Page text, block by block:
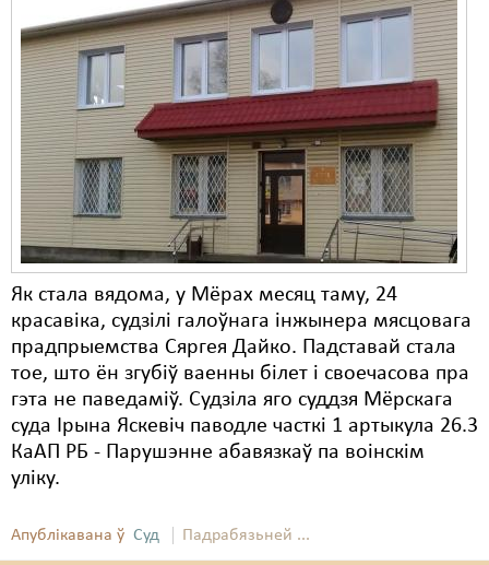
Як стала вядома, у Мёрах месяц таму, 24
красавіка, судзілі галоўнага інжынера мясцовага
прадпрыемства Сяргея Дайко. Падставай стала
тое, што ён згубіў ваенны білет і своечасова пра
гэта не паведаміў. Судзіла яго суддзя Мёрскага
суда Ірына Яскевіч паводле часткі 1 артыкула 26.3
КаАП РБ - Парушэнне абавязкаў па воінскім
уліку.
Апублікавана ў Суд Падрабязьней ...
Сьмяротнае пакараньне
Экалёгія
Правы працоўных
Сацыяльныя правы